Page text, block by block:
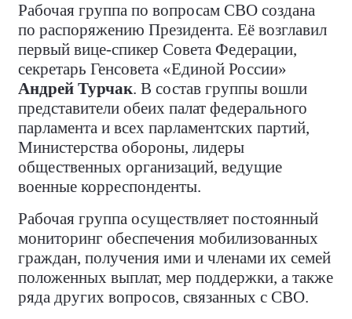
Рабочая группа по вопросам СВО создана
по распоряжению Президента. Её возглавил
первый вице-спикер Совета Федерации,
секретарь Генсовета «Единой России»
Андрей Турчак. В состав группы вошли
представители обеих палат федерального
парламента и всех парламентских партий,
Министерства обороны, лидеры
общественных организаций, ведущие
военные корреспонденты.
Рабочая группа осуществляет постоянный
мониторинг обеспечения мобилизованных
граждан, получения ими и членами их семей
положенных выплат, мер поддержки, а также
ряда других вопросов, связанных с СВО.